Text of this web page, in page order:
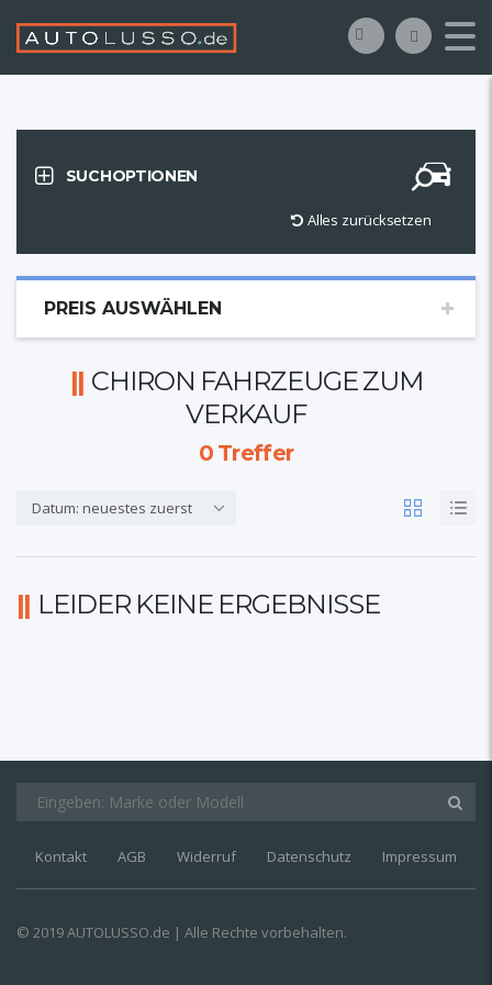
SUCHOPTIONEN
Alles zurücksetzen
PREIS AUSWÄHLEN
CHIRON FAHRZEUGE ZUM
VERKAUF
0Treffer
Datum: neuestes zuerst
LEIDER KEINE ERGEBNISSE
Kontakt AGB Widerruf Datenschutz Impressum
© 2019 AUTOLUSSO.de | Alle Rechte vorbehalten.